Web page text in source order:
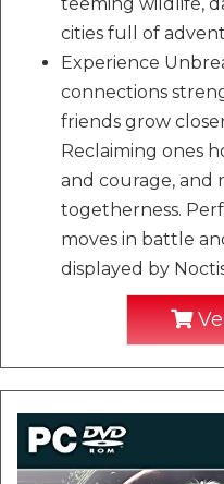
cities full of
Experience
connections
friends grow
Reclaiming ones
and courage, and
togetherness.
moves in battle
displayed by